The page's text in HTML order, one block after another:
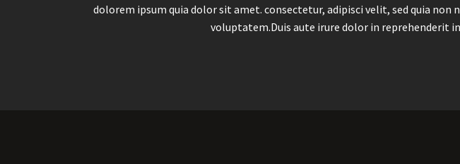
dolorem ipsum quia dolor sit amet. consectetur, adipisci velit, sed quia
voluptatem.Duis aute irure dolor in reprehenderit